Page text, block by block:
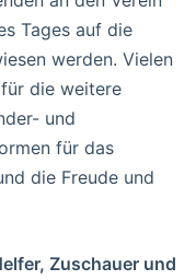
Tages auf die
werden. Vielen
die weitere
und
für das
die Freude und
Zuschauer und